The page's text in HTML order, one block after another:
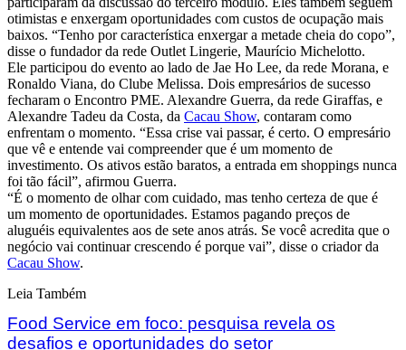
otimistas e enxergam oportunidades com custos de ocupação mais
baixos. “Tenho por característica enxergar a metade cheia do copo”,
disse o fundador da rede Outlet Lingerie, Maurício Michelotto.
Ele participou do evento ao lado de Jae Ho Lee, da rede Morana, e
Ronaldo Viana, do Clube Melissa. Dois empresários de sucesso
fecharam o Encontro PME. Alexandre Guerra, da rede Giraffas, e
Alexandre Tadeu da Costa, da Cacau Show, contaram como
enfrentam o momento. “Essa crise vai passar, é certo. O empresário
que vê e entende vai compreender que é um momento de
investimento. Os ativos estão baratos, a entrada em shoppings nunca
foi tão fácil”, afirmou Guerra.
“É o momento de olhar com cuidado, mas tenho certeza de que é
um momento de oportunidades. Estamos pagando preços de
aluguéis equivalentes aos de sete anos atrás. Se você acredita que o
negócio vai continuar crescendo é porque vai”, disse o criador da
Cacau Show.
Leia Também
Food Service em foco: pesquisa revela os
desafios e oportunidades do setor